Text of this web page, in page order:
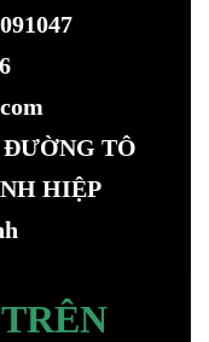
TÔ
HIỆP